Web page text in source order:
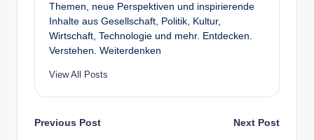
Themen, neue Perspektiven und inspirierende
Inhalte aus Gesellschaft, Politik, Kultur,
Wirtschaft, Technologie und mehr. Entdecken.
Verstehen. Weiterdenken
View All Posts
Post
Previous Post Next Post